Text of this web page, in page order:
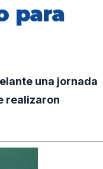
para
una jornada
realizaron